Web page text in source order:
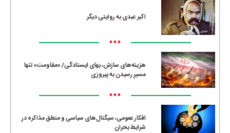
اکبر عبدی به روایتی دیگر
•••
هزینه‌های سازش، بهای ایستادگی/ «مقاومت» تنها
مسیرِ رسیدن به پیروزی
•••
افکار عمومی، سیگنال‌های سیاسی و منطق مذاکره در
شرایط بحران